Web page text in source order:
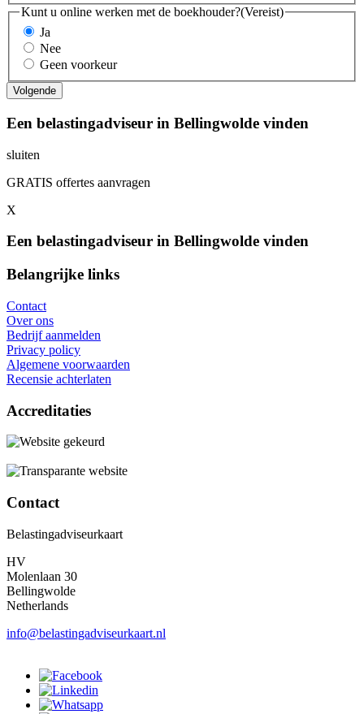
Kunt u online werken met de boekhouder?(Vereist)
Ja
Nee
Geen voorkeur
Een belastingadviseur in Bellingwolde vinden
sluiten
GRATIS offertes aanvragen
X
Een belastingadviseur in Bellingwolde vinden
Belangrijke links
Contact
Over ons
Bedrijf aanmelden
Privacy policy
Algemene voorwaarden
Recensie achterlaten
Accreditaties
Contact
Belastingadviseurkaart
HV
Molenlaan 30
Bellingwolde
Netherlands
info@belastingadviseurkaart.nl